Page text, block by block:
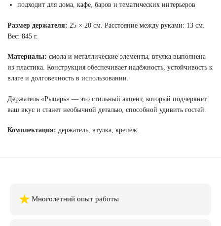
подходит для дома, кафе, баров и тематических интерьеров
Размер держателя: 25 × 20 см. Расстояние между руками: 13 см.
Вес: 845 г.
Материалы: смола и металлические элементы, втулка выполнена
из пластика. Конструкция обеспечивает надёжность, устойчивость к
влаге и долговечность в использовании.
Держатель «Рыцарь» — это стильный акцент, который подчеркнёт
ваш вкус и станет необычной деталью, способной удивить гостей.
Комплектация: держатель, втулка, крепёж.
★ Многолетний опыт работы